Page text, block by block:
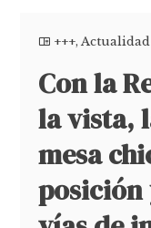
+++,Actualidad
Con la
la vista,
mesa
posición